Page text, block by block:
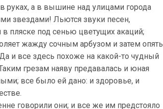
руках, а в вышине над улицами города
звездами! Льются звуки песен,
пляске под сенью цветущих акаций;
жажду сочным арбузом и затем опять
и все здесь похоже на какой-то чудный
грезам наяву предавалась и юная
все было ей дано: и здоровье, и
говорили они; и все же им предстояло